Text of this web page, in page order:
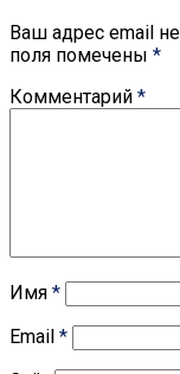
Ваш адрес email
поля помечены *
Комментарий *
Имя *
Email *